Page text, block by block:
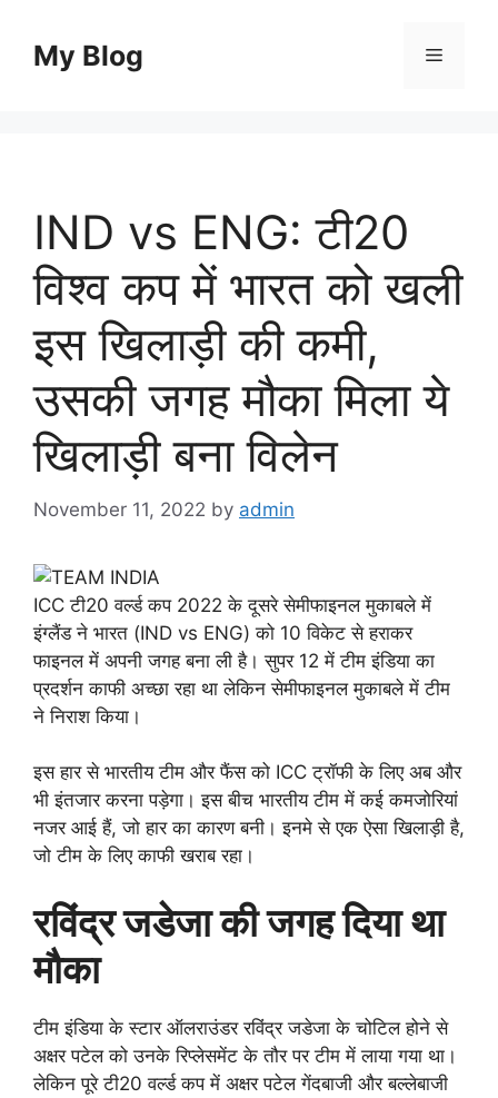
contentMy Blog Menu
IND vs ENG: टी20
विश्व कप में भारत को खली
इस खिलाड़ी की कमी,
उसकी जगह मौका मिला ये
खिलाड़ी बना विलेन
November 11, 2022 by admin
ICC टी20 वर्ल्ड कप 2022 के दूसरे सेमीफाइनल मुकाबले में
इंग्लैंड ने भारत (IND vs ENG) को 10 विकेट से हराकर
फाइनल में अपनी जगह बना ली है। सुपर 12 में टीम इंडिया का
प्रदर्शन काफी अच्छा रहा था लेकिन सेमीफाइनल मुकाबले में टीम
ने निराश किया।
इस हार से भारतीय टीम और फैंस को ICC ट्रॉफी के लिए अब और
भी इंतजार करना पड़ेगा। इस बीच भारतीय टीम में कई कमजोरियां
नजर आई हैं, जो हार का कारण बनी। इनमे से एक ऐसा खिलाड़ी है,
जो टीम के लिए काफी खराब रहा।
रविंद्र जडेजा की जगह दिया था
मौका
टीम इंडिया के स्टार ऑलराउंडर रविंद्र जडेजा के चोटिल होने से
अक्षर पटेल को उनके रिप्लेसमेंट के तौर पर टीम में लाया गया था।
लेकिन पूरे टी20 वर्ल्ड कप में अक्षर पटेल गेंदबाजी और बल्लेबाजी